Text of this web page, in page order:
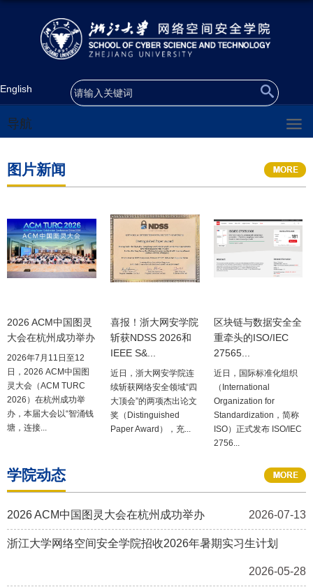
English
导航
图片新闻
2026 ACM中国图灵
大会在杭州成功举办
2026年7月11日至12
日，2026 ACM中国图
灵大会（ACM TURC
2026）在杭州成功举
办，本届大会以“智涌钱
塘，连接...
喜报！浙大网安学院
斩获NDSS 2026和
IEEE S&...
近日，浙大网安学院连
续斩获网络安全领域“四
大顶会”的两项杰出论文
奖（Distinguished
Paper Award），充...
区块链与数据安全全
重牵头的ISO/IEC
27565...
近日，国际标准化组织
（International
Organization for
Standardization，简称
ISO）正式发布 ISO/IEC
2756...
学院动态
2026 ACM中国图灵大会在杭州成功举办 2026-07-13
浙江大学网络空间安全学院招收2026年暑期实习生计划
2026-05-28